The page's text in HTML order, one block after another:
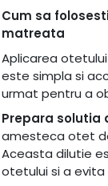
Cum sa
matreata
Aplicarea
este simpla si
urmat pentru a
Prepara solutia
amesteca otet
Aceasta dilutie
otetului si a evita